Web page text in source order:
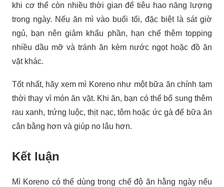
khi cơ thể còn nhiều thời gian để tiêu hao năng lượng
trong ngày. Nếu ăn mì vào buổi tối, đặc biệt là sát giờ
ngủ, bạn nên giảm khẩu phần, hạn chế thêm topping
nhiều dầu mỡ và tránh ăn kèm nước ngọt hoặc đồ ăn
vặt khác.
Tốt nhất, hãy xem mì Koreno như một bữa ăn chính tạm
thời thay vì món ăn vặt. Khi ăn, bạn có thể bổ sung thêm
rau xanh, trứng luộc, thịt nạc, tôm hoặc ức gà để bữa ăn
cân bằng hơn và giúp no lâu hơn.
Kết luận
Mì Koreno có thể dùng trong chế độ ăn hằng ngày nếu